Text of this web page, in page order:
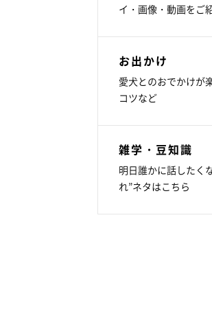
イ・画像・動画をご
お出かけ
愛犬とのおでかけが
コツなど
雑学・豆知識
明日誰かに話したく
れ”ネタはこちら